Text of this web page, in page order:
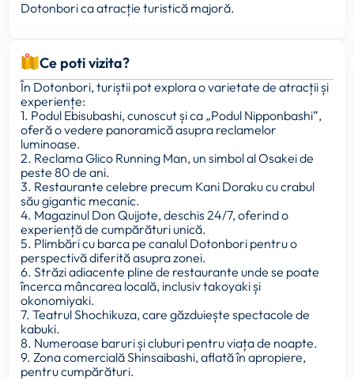
Dotonbori ca atracție turistică majoră.
Ce poti vizita?
În Dotonbori, turiștii pot explora o varietate de atracții și
experiențe:
1. Podul Ebisubashi, cunoscut și ca „Podul Nipponbashi”,
oferă o vedere panoramică asupra reclamelor
luminoase.
2. Reclama Glico Running Man, un simbol al Osakei de
peste 80 de ani.
3. Restaurante celebre precum Kani Doraku cu crabul
său gigantic mecanic.
4. Magazinul Don Quijote, deschis 24/7, oferind o
experiență de cumpărături unică.
5. Plimbări cu barca pe canalul Dotonbori pentru o
perspectivă diferită asupra zonei.
6. Străzi adiacente pline de restaurante unde se poate
încerca mâncarea locală, inclusiv takoyaki și
okonomiyaki.
7. Teatrul Shochikuza, care găzduiește spectacole de
kabuki.
8. Numeroase baruri și cluburi pentru viața de noapte.
9. Zona comercială Shinsaibashi, aflată în apropiere,
pentru cumpărături.